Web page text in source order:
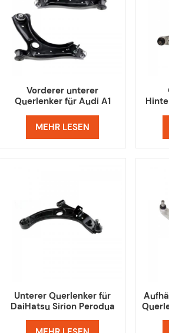
Vorderer unterer
Querlenker für Audi A1
MEHR LESEN
Unterer Querlenker für
DaiHatsu Sirion Perodua